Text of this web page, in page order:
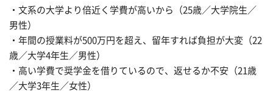
・文系の大学より倍近く学費が高いから（25歳／大学院生／
男性）
・年間の授業料が500万円を超え、留年すれば負担が大変（22
歳／大学4年生／男性）
・高い学費で奨学金を借りているので、返せるか不安（21歳
／大学3年生／女性）